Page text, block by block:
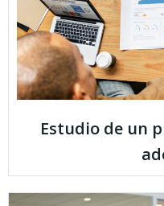
Estudio de un